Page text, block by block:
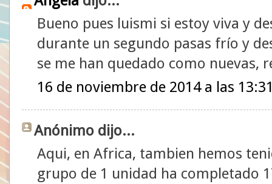
Bueno pues luismi si estoy viva y
durante un segundo pasas frío y
se me han quedado como nuevas,
16 de noviembre de 2014 a las
Anónimo dijo...
Aqui, en Africa, tambien hemos
grupo de 1 unidad ha completado